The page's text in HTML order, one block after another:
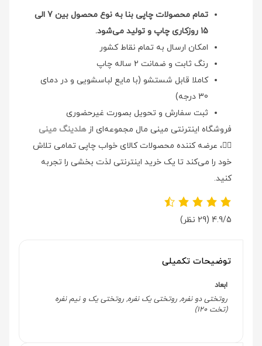
تمام محصولات چاپی بنا به نوع محصول بین 7 الی
15 روزکاری چاپ و تولید می‌شود.
امکان ارسال به تمام نقاط کشور
رنگ ثابت و ضمانت 2 ساله چاپ
کاملا قابل شستشو (با مایع لباسشویی و در دمای
30 درجه)
ثبت سفارش و تحویل بصورت غیرحضوری
فروشگاه اینترنتی مینی مال مجموعه‌ای ازهلدینگ مینی
👉🏻، عرضه کننده محصولات کالای خواب چاپی تمامی تلاش
خود را می‌کند تا یک خرید اینترنتی لذت بخشی را تجربه
کنید.
4.9/5 (29 نظر)
توضیحات تکمیلی
ابعاد
روتختی دو نفره, روتختی یک نفره, روتختی یک و نیم نفره
(تخت 120)